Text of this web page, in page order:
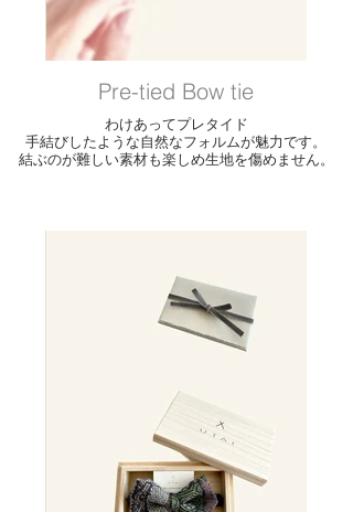
Pre-tied Bow tie
わけあってプレタイド
手結びしたような自然なフォルムが魅力です。
結ぶのが難しい素材も楽しめ生地を傷めません。